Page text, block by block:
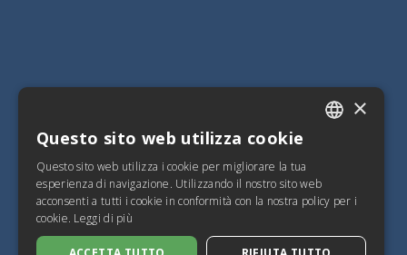
FRENCH
ENGLISH
×
Questo sito web utilizza cookie
Questo sito web utilizza i cookie per migliorare la tua
esperienza di navigazione. Utilizzando il nostro sito web
acconsenti a tutti i cookie in conformità con la nostra policy per i
cookie. Leggi di più